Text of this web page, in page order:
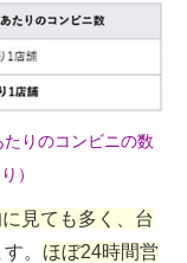
りのコンビニの数
）
見ても多く、台
。 ほぼ24時間営